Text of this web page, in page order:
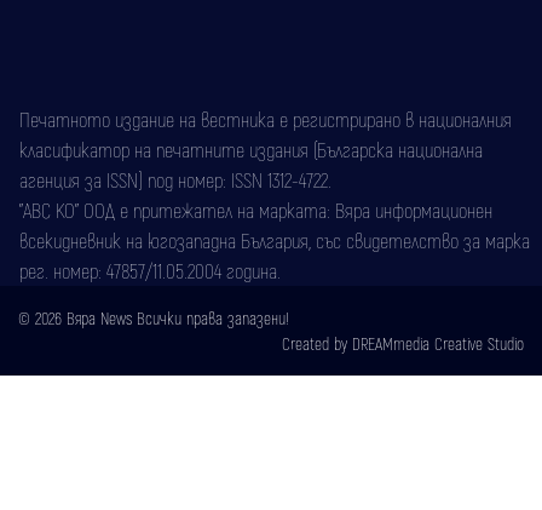
Печатното издание на вестника е регистрирано в националния
класификатор на печатните издания (Българска национална
агенция за ISSN) под номер: ISSN 1312-4722.
"АВС КО" ООД е притежател на марката: Вяра информационен
всекидневник на югозападна България, със свидетелство за марка
рег. номер: 47857/11.05.2004 година.
© 2026 Вяра News Всички права запазени!
Created by DREAMmedia Creative Studio